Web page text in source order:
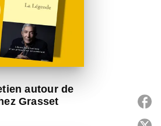
autour de
Grasset